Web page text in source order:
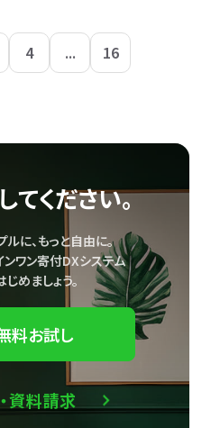
4 ... 16
てください。
に、もっと自由に。
ワン寄付DXシステム
めましょう。
料お試し
資料請求